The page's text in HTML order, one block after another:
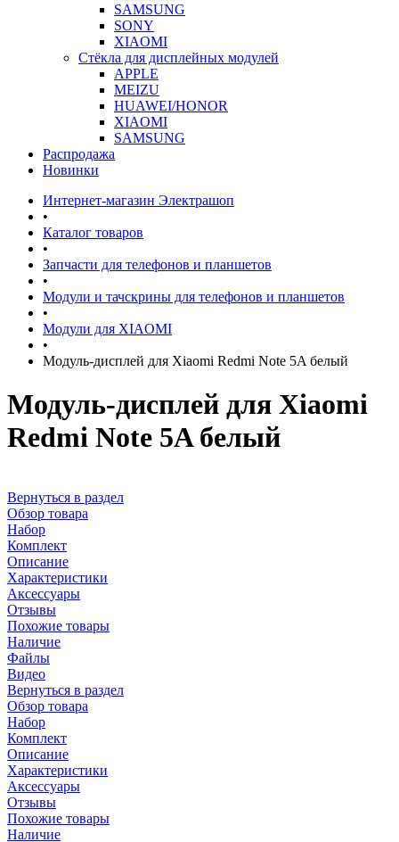
SAMSUNG
SONY
XIAOMI
Стёкла для дисплейных модулей
APPLE
MEIZU
HUAWEI/HONOR
XIAOMI
SAMSUNG
Распродажа
Новинки
Интернет-магазин Электрашоп
•
Каталог товаров
•
Запчасти для телефонов и планшетов
•
Модули и тачскрины для телефонов и планшетов
•
Модули для XIAOMI
•
Модуль-дисплей для Xiaomi Redmi Note 5A белый
Модуль-дисплей для Xiaomi
Redmi Note 5A белый
Вернуться в раздел
Обзор товара
Набор
Комплект
Описание
Характеристики
Аксессуары
Отзывы
Похожие товары
Наличие
Файлы
Видео
Вернуться в раздел
Обзор товара
Набор
Комплект
Описание
Характеристики
Аксессуары
Отзывы
Похожие товары
Наличие